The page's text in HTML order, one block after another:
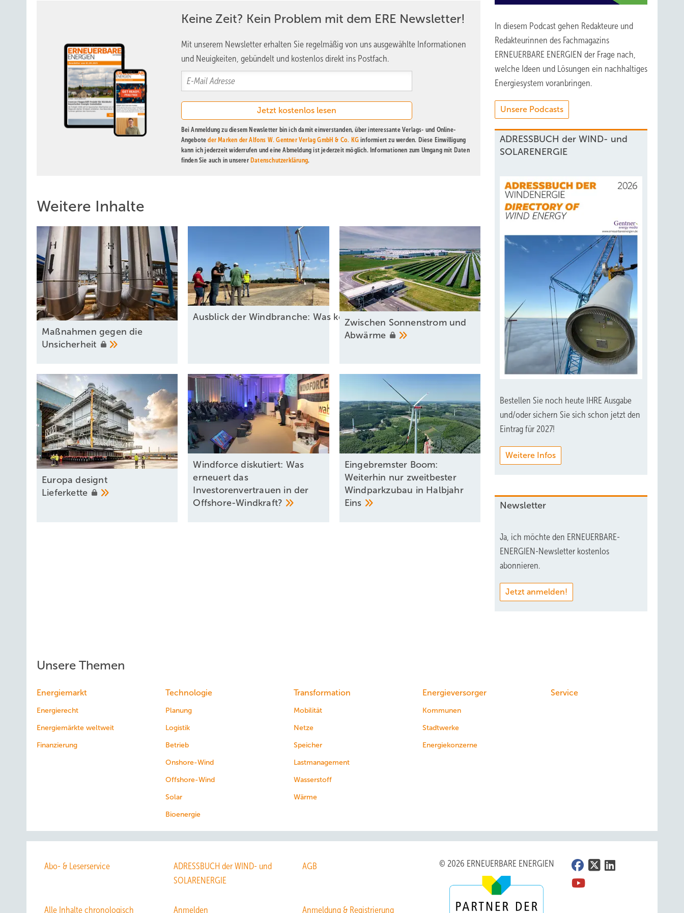
ihm als Führungskraft nach dem Wechsel erwartet wird.
klar sein, mit welchem Unternehmen man es zu tun hat und was ein Wechsel für einen selbst und die Familie bedeuten würde.
Marktführerschaft, Innovationskraft und Ansehen innerhalb der Branche sind genauso wichtig wie der Standort. Die Folgen eines
Wechsels von der Stadt aufs Land oder umgekehrt sollten mit der Familie besprochen werden, damit es keine Enttäuschung gibt.
Pendeln kann auf Dauer belastend sein, ebenso viele Reisetage, wenn das der neue Job mit sich bringt. Die wichtigsten harten und
weichen Faktoren sollten geklärt sein, ehe man seinen Hut bei einem anderen Unternehmen in den Ring wirft.
Weitere Informationen:
www.mercuriurval.com
Keine Zeit? Kein Problem mit dem ERE Newsletter!
Mit unserem Newsletter erhalten Sie regelmäßig von uns ausgewählte Informationen
und Neuigkeiten, gebündelt und kostenlos direkt ins Postfach.
Bei Anmeldung zu diesem Newsletter bin ich damit einverstanden, über interessante Verlags- und Online-
Angeboteder Marken der Alfons W. Gentner Verlag GmbH & Co. KG informiert zu werden. Diese Einwilligung
kann ich jederzeit widerrufen und eine Abmeldung ist jederzeit möglich. Informationen zum Umgang mit Daten
finden Sie auch in unserer Datenschutzerklärung.
Weitere Inhalte
Maßnahmen gegen die
Unsicherheit
Ausblick der Windbranche: Was kommt 2026?
Zwischen Sonnenstrom und
Abwärme
Europa designt
Lieferkette
Windforce diskutiert: Was
erneuert das
Investorenvertrauen in der
Offshore-Windkraft?
Eingebremster Boom:
Weiterhin nur zweitbester
Windparkzubau in Halbjahr
Eins
In diesem Podcast gehen Redakteure und
Redakteurinnen des Fachmagazins
ERNEUERBARE ENERGIEN der Frage nach,
welche Ideen und Lösungen ein nachhaltiges
Energiesystem voranbringen.
Unsere Podcasts
ADRESSBUCH der WIND- und
SOLARENERGIE
Bestellen Sie noch heute IHRE Ausgabe
und/oder sichern Sie sich schon jetzt den
Eintrag für 2027!
Weitere Infos
Newsletter
Ja, ich möchte den ERNEUERBARE-
ENERGIEN-Newsletter kostenlos
abonnieren.
Jetzt anmelden!
Unsere Themen
Energiemarkt
Energierecht
Energiemärkte weltweit
Finanzierung
Technologie
Planung
Logistik
Betrieb
Onshore-Wind
Offshore-Wind
Solar
Bioenergie
Transformation
Mobilität
Netze
Speicher
Lastmanagement
Wasserstoff
Wärme
Energieversorger
Kommunen
Stadtwerke
Energiekonzerne
Service
Abo- & Leserservice
ADRESSBUCH der WIND- und
SOLARENERGIE
AGB
Alle Inhalte chronologisch Anmelden Anmeldung & Registrierung
© 2026 ERNEUERBARE ENERGIEN